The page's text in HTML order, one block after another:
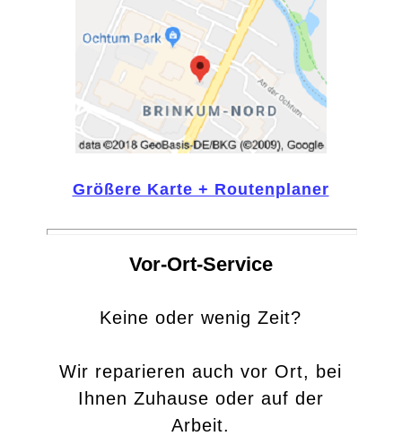
Größere Karte + Routenplaner
Vor-Ort-Service
Keine oder wenig Zeit?
Wir reparieren auch vor Ort, bei
Ihnen Zuhause oder auf der
Arbeit.